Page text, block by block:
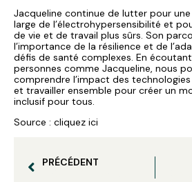
Jacqueline continue de lutter pour
large de l’électrohypersensibilité et
de vie et de travail plus sûrs. Son
l’importance de la résilience et de
défis de santé complexes. En
personnes comme Jacqueline, nous
comprendre l’impact des
et travailler ensemble pour créer un
inclusif pour tous.
Source : cliquez ici
PRÉCÉDENT